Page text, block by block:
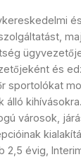
és
és
sportolókat
városok,
2,5 évig,